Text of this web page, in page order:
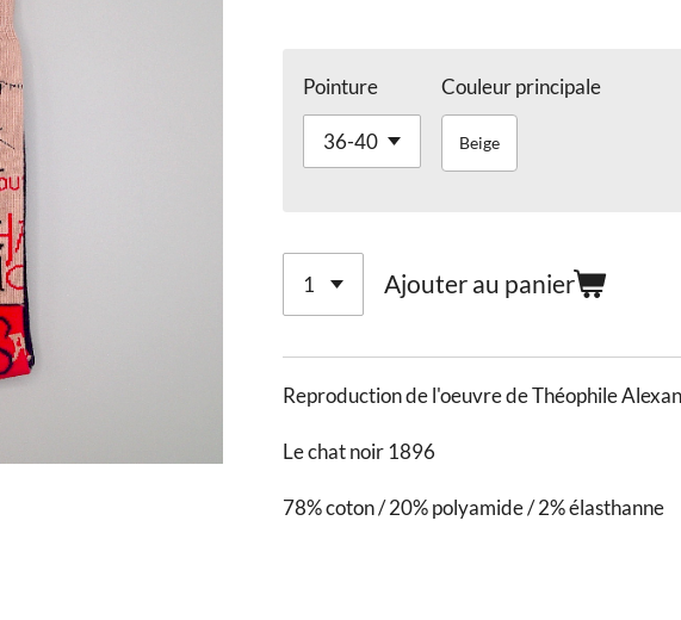
Pointure Couleur principale
Beige
Ajouter au panier
Reproduction de l'oeuvre de Théophile
Le chat noir 1896
78% coton / 20% polyamide / 2% élasthanne